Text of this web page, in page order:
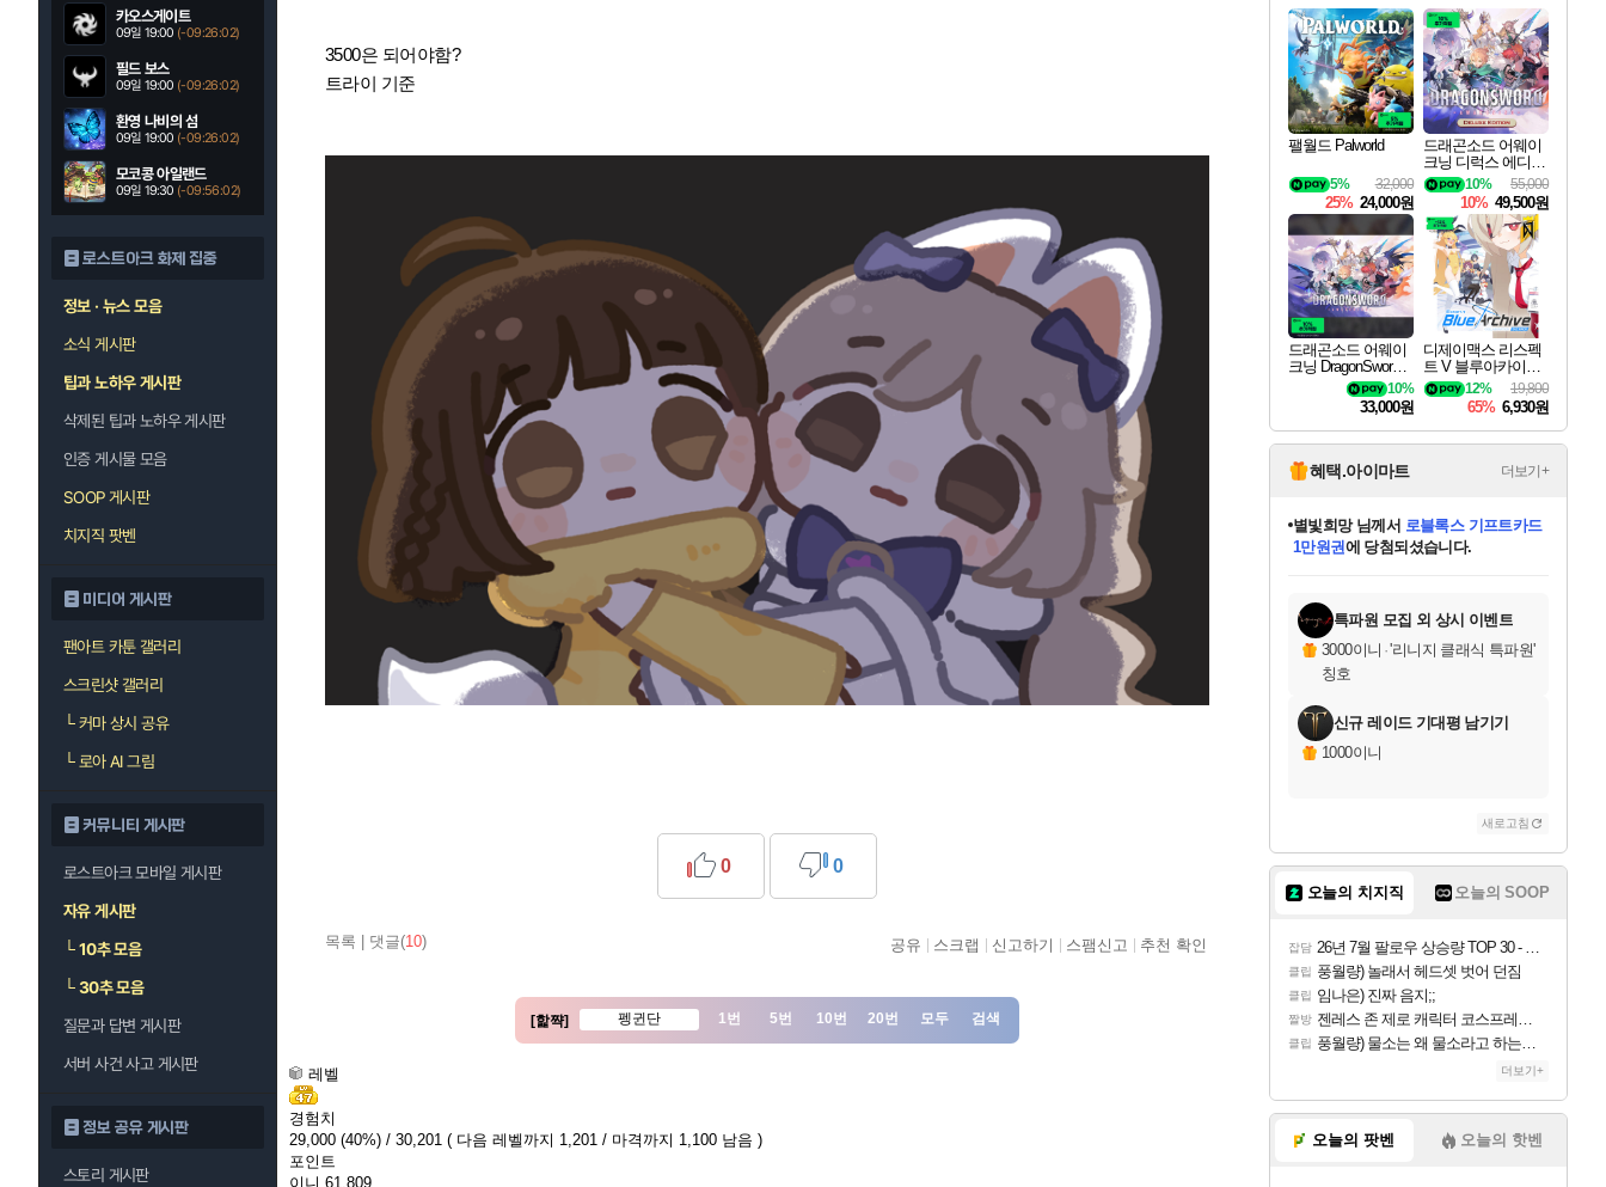
카오스게이트
09일 19:00 (-09:26:00)
필드 보스
09일 19:00 (-09:26:00)
환영 나비의 섬
09일 19:00 (-09:26:00)
모코콩 아일랜드
09일 19:30 (-09:56:00)
로스트아크 화제 집중
정보 · 뉴스 모음
소식 게시판
팁과 노하우 게시판
삭제된 팁과 노하우 게시판
인증 게시물 모음
SOOP 게시판
치지직 팟벤
미디어 게시판
팬아트 카툰 갤러리
스크린샷 갤러리
└커마 상시 공유
└로아 AI 그림
커뮤니티 게시판
로스트아크 모바일 게시판
자유 게시판
└10추 모음
└30추 모음
질문과 답변 게시판
서버 사건 사고 게시판
정보 공유 게시판
스토리 게시판
3500은 되어야함?
트라이 기준
목록 | 댓글(10)
0 0
공유 스크랩 신고하기 스팸신고 추천 확인
[핥쨕] 1번 5번 10번 20번 모두 검색
레벨
경험치
29,000 (40%) / 30,201 ( 다음 레벨까지 1,201 / 마격까지 1,100 남음 )
포인트
이니 61,809
최대 90% 할인가를 만나보세요!
네이버혜택과 함께 만나보세요!
50%할인&추가 적립까지!
네이버 포인트 혜택까지!
이니&베니 혜택까지!
네이버 혜택가와 함께 예약하세요!
할인&네이버혜택으로 만나보세요!
40주년 프로모션으로 만나보세요!
할인가에 만나보세요!
일부 에디션 상시 할인!
혜택으로 예약 판매 중
편안하게 충전하세요
팰월드 Palworld
32,000
5%
25% 24,000원
드래곤소드 어웨이
크닝 디럭스 에디션
DragonSword Awake
ning Deluxe Edition
55,000
10%
10% 49,500원
드래곤소드 어웨이
크닝 DragonSword A
10%
33,000원
디제이맥스 리스펙
트 V 블루아카이브
팩 DJMAX RESPE
CT V Blue Archive P
ack DLC
19,800
12%
65% 6,930원
혜택.아이마트 더보기+
교환.
당첨되셨습니다.
당첨되셨습니다.
당첨되셨습니다.
별빛희망님께서 로블록스 기프트카드
1만원권에 당첨되셨습니다.
당첨되셨습니다.
당첨되셨습니다.
당첨되셨습니다.
당첨되셨습니다.
에디션 (스팀코드)를 교환.
당첨되셨습니다.
특파원 모집 외 상시 이벤트
3000이니 ·'리니지 클래식 특파원'
칭호
신규 레이드 기대평 남기기
1000이니
새로고침
오늘의 치지직 오늘의 SOOP
잡담 26년 7월 팔로우 상승량 TOP 30 - 월간 치지직
클립 풍월량) 놀래서 헤드셋 벗어 던짐
클립 임나은) 진짜 음지;;
짤방 젠레스 존 제로 캐릭터 코스프레한 꽁주
클립 풍월량) 물소는 왜 물소라고 하는거야? 아! 그만 ㅋㅋ 알았어 ㅋㅋ
더보기+
오늘의 팟벤 오늘의 핫벤